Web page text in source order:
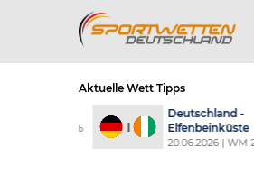
Aktuelle Wett Tipps
Deutschland -
Elfenbeinküste
20.06.2026 | WM